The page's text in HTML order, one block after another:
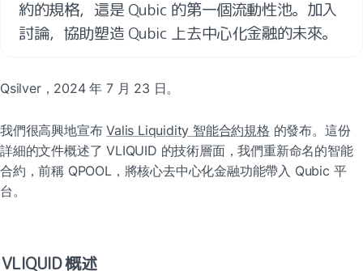
約的規格，這是 Qubic 的第一個流動性池。加入
討論，協助塑造 Qubic 上去中心化金融的未來。
Qsilver，2024 年 7 月 23 日。
我們很高興地宣布 Valis Liquidity 智能合約規格 的發布。這份
詳細的文件概述了 VLIQUID 的技術層面，我們重新命名的智能
合約，前稱 QPOOL，將核心去中心化金融功能帶入 Qubic 平
台。
VLIQUID 概述